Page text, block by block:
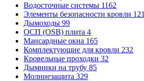
Водосточные системы 1162
Элементы безопасности кровли 121
Дымоходы 99
ОСП (OSB) плита 4
Мансардные окна 165
Комплектующие для кровли 232
Кровельные проходки 32
Дымники на трубу 85
Молниезащита 329